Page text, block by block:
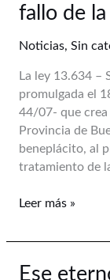
fallo de la
Noticias, Sin
La ley 13.634 –
promulgada el
44/07- que crea
Provincia de
beneplácito, al
tratamiento de
Art.
de
Ley
13.634
y
un
peligroso
fallo
la
de
Leer más »
Ese
Ese